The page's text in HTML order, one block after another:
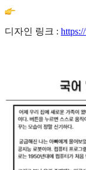
디자인 링크 :